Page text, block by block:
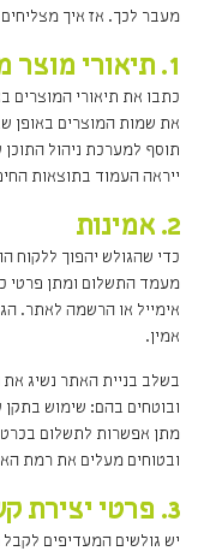
מעבר לכך. אז איך מצליחים להפוך
1. תיאורי מוצר מותאמים לקידום
כתבו את תיאורי המוצרים
את שמות המוצרים באופן
תוסף למערכת ניהול התוכן
ייראה העמוד בתוצאות
2. אמינות
כדי שהגולש יהפוך ללקוח
מעמד התשלום ומתן פרטי
אימייל או הרשמה לאתר.
אמין.
בשלב בניית האתר נשיג
ובוטחים בהם: שימוש
ובטוחים מעלים את רמת
3. פרטי יצירת קשר ברורים
יש גולשים המעדיפים